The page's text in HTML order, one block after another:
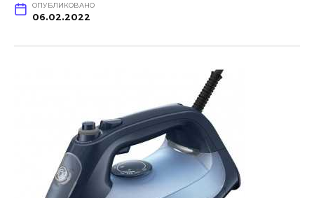
ОПУБЛИКОВАНО
06.02.2022